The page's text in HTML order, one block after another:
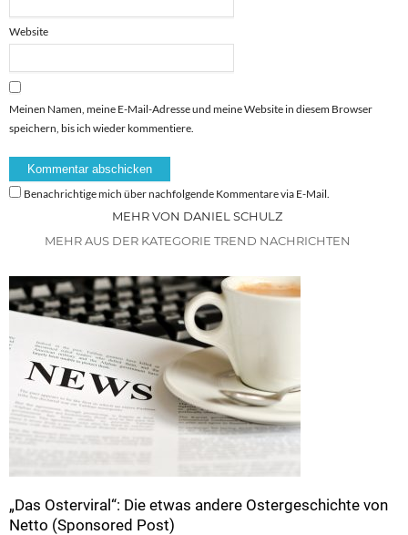
Website
Meinen Namen, meine E-Mail-Adresse und meine Website in diesem Browser
speichern, bis ich wieder kommentiere.
Benachrichtige mich über nachfolgende Kommentare via E-Mail.
MEHR VON DANIEL SCHULZ
MEHR AUS DER KATEGORIE TREND NACHRICHTEN
„Das Osterviral“: Die etwas andere Ostergeschichte von
Netto (Sponsored Post)